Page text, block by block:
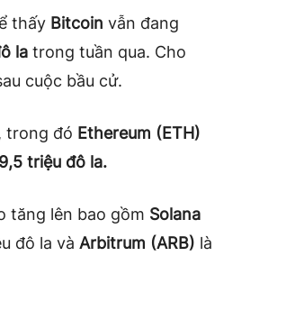
thấy Bitcoin vẫn đang
la trong tuần qua. Cho
cuộc bầu cử.
trong đó Ethereum (ETH)
9,5 triệu đô la.
tăng lên bao gồm Solana
đô la và Arbitrum (ARB) là